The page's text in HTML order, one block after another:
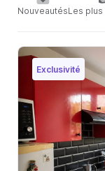
NouveautésLes
Exclusivité